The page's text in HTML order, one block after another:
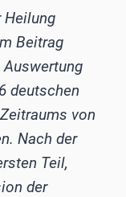
Heilung
Beitrag
deutschen
von
Nach der
Teil,
der